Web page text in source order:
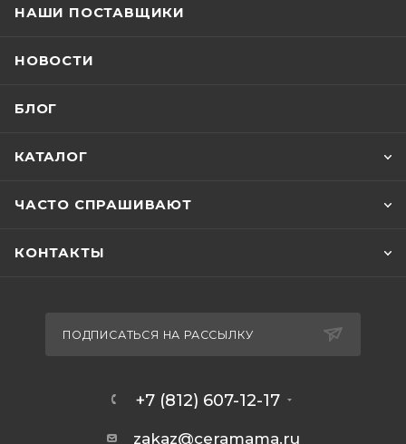
НАШИ ПОСТАВЩИКИ
НОВОСТИ
БЛОГ
КАТАЛОГ
ЧАСТО СПРАШИВАЮТ
КОНТАКТЫ
ПОДПИСАТЬСЯ НА РАССЫЛКУ
+7 (812) 607-12-17
zakaz@ceramama.ru